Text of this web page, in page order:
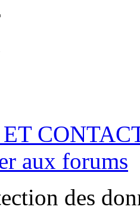
aux forums
des